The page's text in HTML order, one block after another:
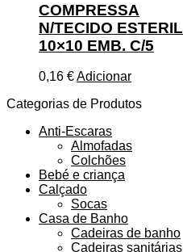
COMPRESSA
N/TECIDO ESTERIL
10×10 EMB. C/5
0,16 €Adicionar
Categorias de Produtos
Anti-Escaras
Almofadas
Colchões
Bebé e criança
Calçado
Socas
Casa de Banho
Cadeiras de banho
Cadeiras sanitárias